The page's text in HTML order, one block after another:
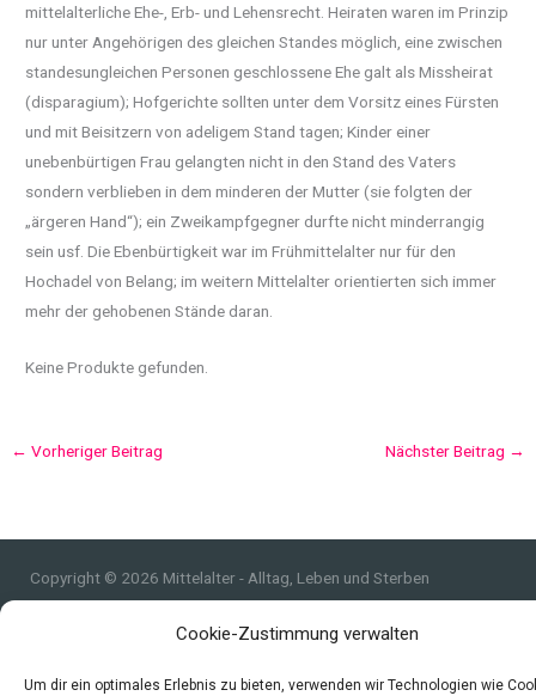
Cookie-Zustimmung verwalten
Um dir ein optimales Erlebnis zu bieten, verwenden wir Technologien wie
mittelalterliche Ehe-, Erb- und Lehensrecht. Heiraten waren im Prinzip
nur unter Angehörigen des gleichen Standes möglich, eine zwischen
standesungleichen Personen geschlossene Ehe galt als Missheirat
(disparagium); Hofgerichte sollten unter dem Vorsitz eines Fürsten
und mit Beisitzern von adeligem Stand tagen; Kinder einer
unebenbürtigen Frau gelangten nicht in den Stand des Vaters
sondern verblieben in dem minderen der Mutter (sie folgten der
„ärgeren Hand“); ein Zweikampfgegner durfte nicht minderrangig
sein usf. Die Ebenbürtigkeit war im Frühmittelalter nur für den
Hochadel von Belang; im weitern Mittelalter orientierten sich immer
mehr der gehobenen Stände daran.
Keine Produkte gefunden.
← Vorheriger Beitrag Nächster Beitrag →
Copyright © 2026 Mittelalter - Alltag, Leben und Sterben
Datenschutzerklärung und Cookie-Richtlinie
Quellen